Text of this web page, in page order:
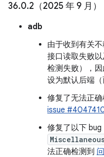
36.0.2（2025 年 9 月）
adb
由于收到有关
接口读取失败
检测失败），
设为默认后端（
修复了无法正
issue
修复了以下 bug
法正确检测到